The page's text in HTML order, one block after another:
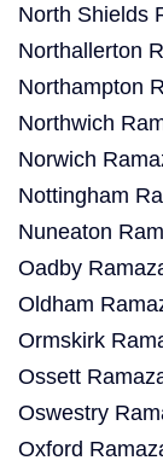
North Shields
Northallerton
Northampton
Northwich
Norwich
Nottingham
Nuneaton
Oadby
Oldham
Ormskirk
Ossett
Oswestry
Oxford